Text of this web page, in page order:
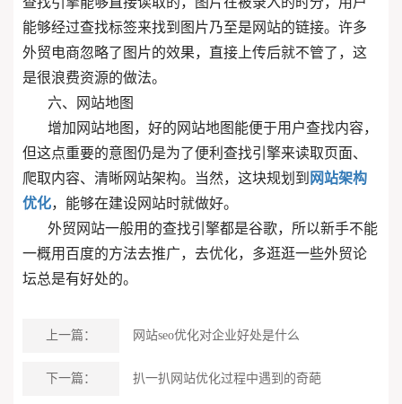
能够经过查找标签来找到图片乃至是网站的链接。许多
外贸电商忽略了图片的效果，直接上传后就不管了，这
是很浪费资源的做法。
六、网站地图
增加网站地图，好的网站地图能便于用户查找内容，
但这点重要的意图仍是为了便利查找引擎来读取页面、
爬取内容、清晰网站架构。当然，这块规划到 网站架构
优化，能够在建设网站时就做好。
外贸网站一般用的查找引擎都是谷歌，所以新手不能
一概用百度的方法去推广，去优化，多逛逛一些外贸论
坛总是有好处的。
上一篇： 网站seo优化对企业好处是什么
下一篇： 扒一扒网站优化过程中遇到的奇葩